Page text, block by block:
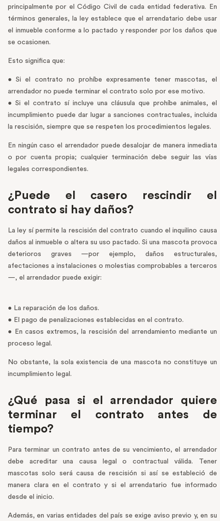
principalmente por el Código Civil de cada entidad federativa. En
términos generales, la ley establece que el arrendatario debe usar
el inmueble conforme a lo pactado y responder por los daños que
se ocasionen.
Esto significa que:
• Si el contrato no prohíbe expresamente tener mascotas, el
arrendador no puede terminar el contrato solo por ese motivo.
• Si el contrato sí incluye una cláusula que prohíbe animales, el
incumplimiento puede dar lugar a sanciones contractuales, incluida
la rescisión, siempre que se respeten los procedimientos legales.
En ningún caso el arrendador puede desalojar de manera inmediata
o por cuenta propia; cualquier terminación debe seguir las vías
legales correspondientes.
¿Puede el casero rescindir el
contrato si hay daños?
La ley sí permite la rescisión del contrato cuando el inquilino causa
daños al inmueble o altera su uso pactado. Si una mascota provoca
deterioros graves —por ejemplo, daños estructurales,
afectaciones a instalaciones o molestias comprobables a terceros
—, el arrendador puede exigir:
• La reparación de los daños.
• El pago de penalizaciones establecidas en el contrato.
• En casos extremos, la rescisión del arrendamiento mediante un
proceso legal.
No obstante, la sola existencia de una mascota no constituye un
incumplimiento legal.
¿Qué pasa si el arrendador quiere
terminar el contrato antes de
tiempo?
Para terminar un contrato antes de su vencimiento, el arrendador
debe acreditar una causa legal o contractual válida. Tener
mascotas solo será causa de rescisión si así se estableció de
manera clara en el contrato y si el arrendatario fue informado
desde el inicio.
Además, en varias entidades del país se exige aviso previo y, en su